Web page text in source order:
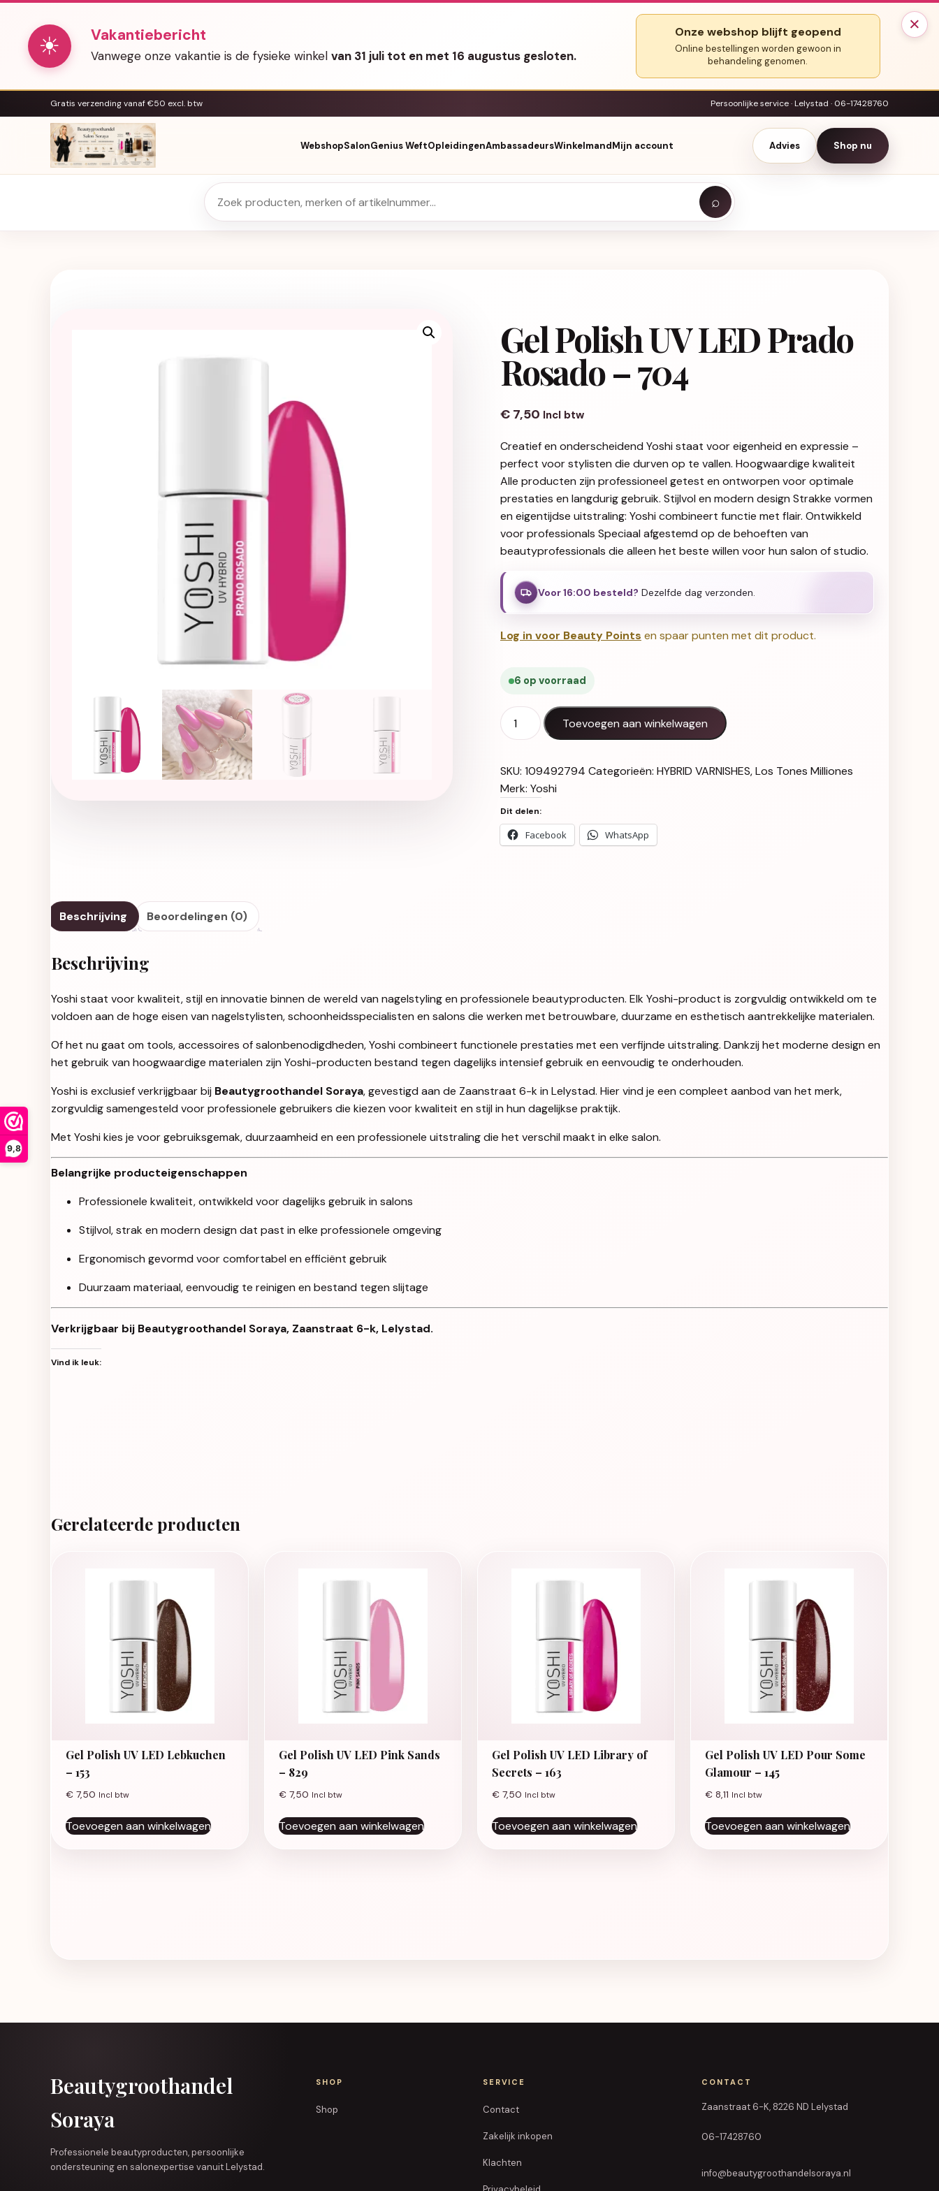
9,8
×
☀ Vakantiebericht
Vanwege onze vakantie is de fysieke winkel van 31 juli tot en met 16 augustus gesloten.
Onze webshop blijft geopend
Online bestellingen worden gewoon in
behandeling genomen.
Gratis verzending vanaf €50 excl. btw Persoonlijke service · Lelystad · 06-17428760
WebshopSalonGenius WeftOpleidingenAmbassadeursWinkelmandMijn account Advies Shop nu
⌕
Gel Polish UV LED Prado
Rosado – 704
€7,50 Incl btw
Creatief en onderscheidend Yoshi staat voor eigenheid en expressie –
perfect voor stylisten die durven op te vallen. Hoogwaardige kwaliteit
Alle producten zijn professioneel getest en ontworpen voor optimale
prestaties en langdurig gebruik. Stijlvol en modern design Strakke vormen
en eigentijdse uitstraling: Yoshi combineert functie met flair. Ontwikkeld
voor professionals Speciaal afgestemd op de behoeften van
beautyprofessionals die alleen het beste willen voor hun salon of studio.
Voor 16:00 besteld? Dezelfde dag verzonden.
Log in voor Beauty Points en spaar punten met dit product.
6 op voorraad
Gel Polish UV LED Prado Rosado - 704 aantal
Toevoegen aan winkelwagen
SKU: 109492794 Categorieën: HYBRID VARNISHES,Los Tones Milliones
Merk: Yoshi
Dit delen:
Facebook WhatsApp
Beschrijving Beoordelingen (0)
Beschrijving
Yoshi staat voor kwaliteit, stijl en innovatie binnen de wereld van nagelstyling en professionele beautyproducten. Elk Yoshi-product is zorgvuldig ontwikkeld om te
voldoen aan de hoge eisen van nagelstylisten, schoonheidsspecialisten en salons die werken met betrouwbare, duurzame en esthetisch aantrekkelijke materialen.
Of het nu gaat om tools, accessoires of salonbenodigdheden, Yoshi combineert functionele prestaties met een verfijnde uitstraling. Dankzij het moderne design en
het gebruik van hoogwaardige materialen zijn Yoshi-producten bestand tegen dagelijks intensief gebruik en eenvoudig te onderhouden.
Yoshi is exclusief verkrijgbaar bij Beautygroothandel Soraya, gevestigd aan de Zaanstraat 6-k in Lelystad. Hier vind je een compleet aanbod van het merk,
zorgvuldig samengesteld voor professionele gebruikers die kiezen voor kwaliteit en stijl in hun dagelijkse praktijk.
Met Yoshi kies je voor gebruiksgemak, duurzaamheid en een professionele uitstraling die het verschil maakt in elke salon.
Belangrijke producteigenschappen
Professionele kwaliteit, ontwikkeld voor dagelijks gebruik in salons
Stijlvol, strak en modern design dat past in elke professionele omgeving
Ergonomisch gevormd voor comfortabel en efficiënt gebruik
Duurzaam materiaal, eenvoudig te reinigen en bestand tegen slijtage
Verkrijgbaar bij Beautygroothandel Soraya, Zaanstraat 6-k, Lelystad.
Vind ik leuk:
Gerelateerde producten
Gel Polish UV LED Lebkuchen
– 153
€ 7,50 Incl btw
Toevoegen aan winkelwagen
Gel Polish UV LED Pink Sands
– 829
€ 7,50 Incl btw
Toevoegen aan winkelwagen
Gel Polish UV LED Library of
Secrets – 163
€ 7,50 Incl btw
Toevoegen aan winkelwagen
Gel Polish UV LED Pour Some
Glamour – 145
€ 8,11 Incl btw
Toevoegen aan winkelwagen
Beautygroothandel
Soraya
Professionele beautyproducten, persoonlijke
ondersteuning en salonexpertise vanuit Lelystad.
SHOP
Shop
SERVICE
Contact
Zakelijk inkopen
Klachten
CONTACT
Zaanstraat 6-K, 8226 ND Lelystad
06-17428760
info@beautygroothandelsoraya.nl